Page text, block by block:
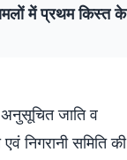
में प्रथम किस्त के
जाति व
निगरानी समिति की